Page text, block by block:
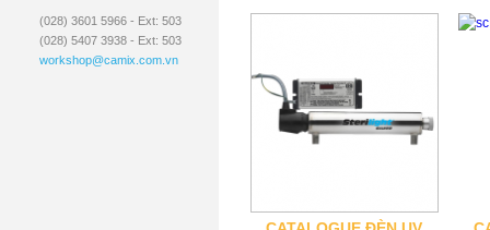
(028) 3601 5966 - Ext: 503
(028) 5407 3938 - Ext: 503
workshop@camix.com.vn